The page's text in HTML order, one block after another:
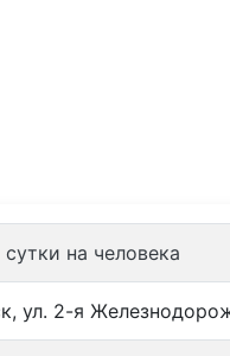
на человека
ул. 2-я